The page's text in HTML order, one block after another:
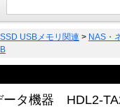
USBメモリ関連 > NAS・
ータ機器 HDL2-